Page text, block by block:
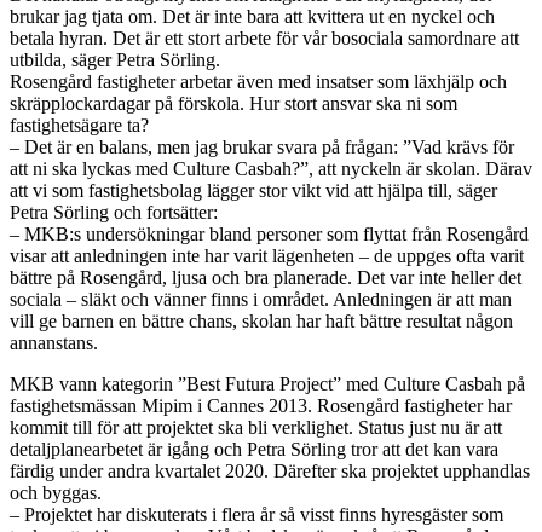
brukar jag tjata om. Det är inte bara att kvittera ut en nyckel och
betala hyran. Det är ett stort arbete för vår bosociala samordnare att
utbilda, säger Petra Sörling.
Rosengård fastigheter arbetar även med insatser som läxhjälp och
skräpplockardagar på förskola. Hur stort ansvar ska ni som
fastighetsägare ta?
– Det är en balans, men jag brukar svara på frågan: ”Vad krävs för
att ni ska lyckas med Culture Casbah?”, att nyckeln är skolan. Därav
att vi som fastighetsbolag lägger stor vikt vid att hjälpa till, säger
Petra Sörling och fortsätter:
– MKB:s undersökningar bland personer som flyttat från Rosengård
visar att anledningen inte har varit lägenheten – de uppges ofta varit
bättre på Rosengård, ljusa och bra planerade. Det var inte heller det
sociala – släkt och vänner finns i området. Anledningen är att man
vill ge barnen en bättre chans, skolan har haft bättre resultat någon
annanstans.
MKB vann kategorin ”Best Futura Project” med Culture Casbah på
fastighetsmässan Mipim i Cannes 2013. Rosengård fastigheter har
kommit till för att projektet ska bli verklighet. Status just nu är att
detaljplanearbetet är igång och Petra Sörling tror att det kan vara
färdig under andra kvartalet 2020. Därefter ska projektet upphandlas
och byggas.
– Projektet har diskuterats i flera år så visst finns hyresgäster som